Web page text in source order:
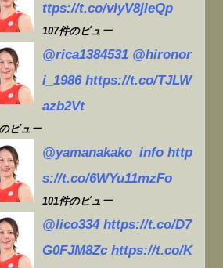
ttps://t.co/vIyV8jleQp
107件のビュー
@rica1384531 @hironor
i_1986 https://t.co/TJLW
azb2Vt
ビュー
@yamanakako_info http
s://t.co/6WYu11mzFo
101件のビュー
@lico334 https://t.co/D7
G0FJM8Zc https://t.co/K